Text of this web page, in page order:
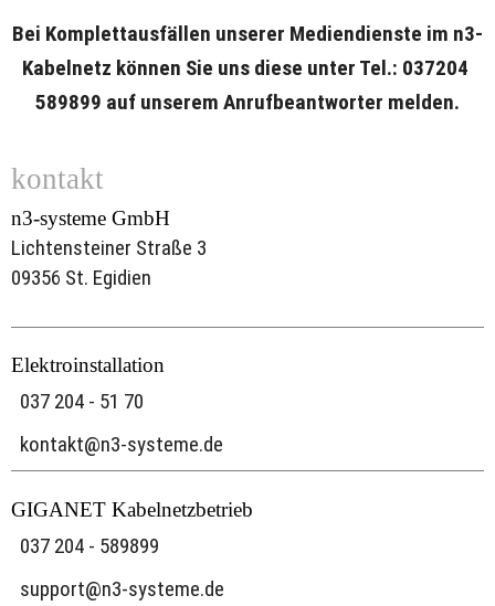
Bei Komplettausfällen unserer Mediendienste im n3-
Kabelnetz können Sie uns diese unter Tel.: 037204
589899 auf unserem Anrufbeantworter melden.
kontakt
n3-systeme GmbH
Lichtensteiner Straße 3
09356 St. Egidien
Elektroinstallation
037 204 - 51 70
kontakt@n3-systeme.de
GIGANET Kabelnetzbetrieb
037 204 - 589899
support@n3-systeme.de